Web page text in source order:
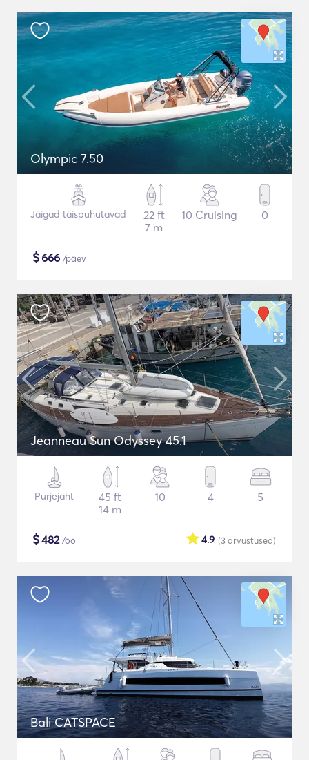
Olympic 7.50
Jäigad täispuhutavad
22 ft
7 m
10 Cruising 0
$666 /päev
Jeanneau Sun Odyssey 45.1
Purjejaht
45 ft
14 m
10 4 5
$482/öö (3arvustused)
4.9
Bali CATSPACE